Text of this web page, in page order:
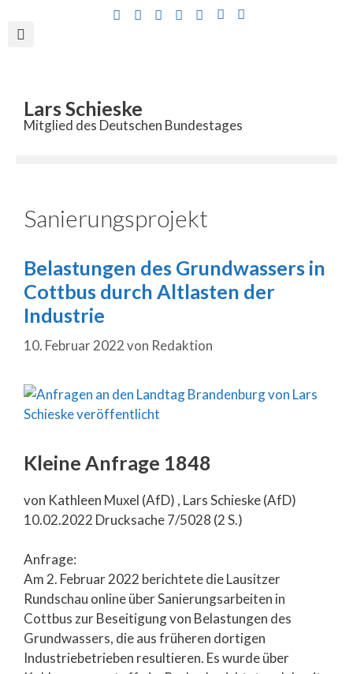
Lars Schieske
Mitglied des Deutschen Bundestages
Sanierungsprojekt
Belastungen des Grundwassers in
Cottbus durch Altlasten der
Industrie
10. Februar 2022von Redaktion
Kleine Anfrage 1848
von Kathleen Muxel (AfD) , Lars Schieske (AfD)
10.02.2022 Drucksache 7/5028 (2 S.)
Anfrage:
Am 2. Februar 2022 berichtete die Lausitzer
Rundschau online über Sanierungsarbeiten in
Cottbus zur Beseitigung von Belastungen des
Grundwassers, die aus früheren dortigen
Industriebetrieben resultieren. Es wurde über